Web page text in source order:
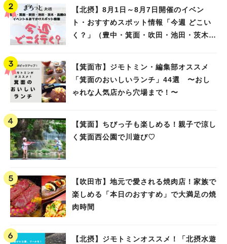
【北摂】8月1日～8月7日開催のイベン
ト・おすすめスポット情報「今週 どこい
く？」（豊中・箕面・吹田・池田・茨木・
【箕面市】ジモトミン・編集部オススメ
「箕面のおいしいランチ」44選 〜おし
ゃれな人気店から穴場まで！〜
【箕面】ちびっ子も楽しめる！親子で涼し
く箕面西公園で川遊び♡
【吹田市】地元で愛される焼肉店！家族で
楽しめる「本日のおすすめ」で大満足の焼
肉時間
【北摂】ジモトミンオススメ！「北摂水遊